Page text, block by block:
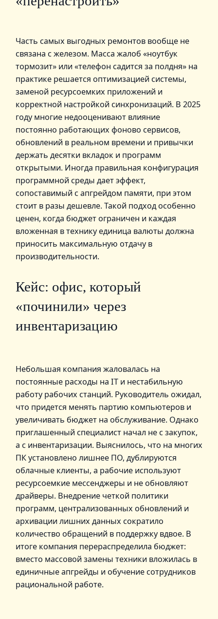
Часть самых выгодных ремонтов вообще не
связана с железом. Масса жалоб «ноутбук
тормозит» или «телефон садится за полдня» на
практике решается оптимизацией системы,
заменой ресурсоемких приложений и
корректной настройкой синхронизаций. В 2025
году многие недооценивают влияние
постоянно работающих фоново сервисов,
обновлений в реальном времени и привычки
держать десятки вкладок и программ
открытыми. Иногда правильная конфигурация
программной среды дает эффект,
сопоставимый с апгрейдом памяти, при этом
стоит в разы дешевле. Такой подход особенно
ценен, когда бюджет ограничен и каждая
вложенная в технику единица валюты должна
приносить максимальную отдачу в
производительности.
Кейс: офис, который
«починили» через
инвентаризацию
Небольшая компания жаловалась на
постоянные расходы на IT и нестабильную
работу рабочих станций. Руководитель ожидал,
что придется менять партию компьютеров и
увеличивать бюджет на обслуживание. Однако
приглашенный специалист начал не с закупок,
а с инвентаризации. Выяснилось, что на многих
ПК установлено лишнее ПО, дублируются
облачные клиенты, а рабочие используют
ресурсоемкие мессенджеры и не обновляют
драйверы. Внедрение четкой политики
программ, централизованных обновлений и
архивации лишних данных сократило
количество обращений в поддержку вдвое. В
итоге компания перераспределила бюджет:
вместо массовой замены техники вложилась в
единичные апгрейды и обучение сотрудников
рациональной работе.